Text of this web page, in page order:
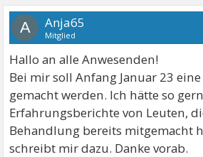
A Anja65
Mitglied
Hallo an alle Anwesenden!
Bei mir soll Anfang Januar 23
gemacht werden. Ich hätte so gern
Erfahrungsberichte von Leuten,
Behandlung bereits mitgemacht
schreibt mir dazu. Danke vorab.